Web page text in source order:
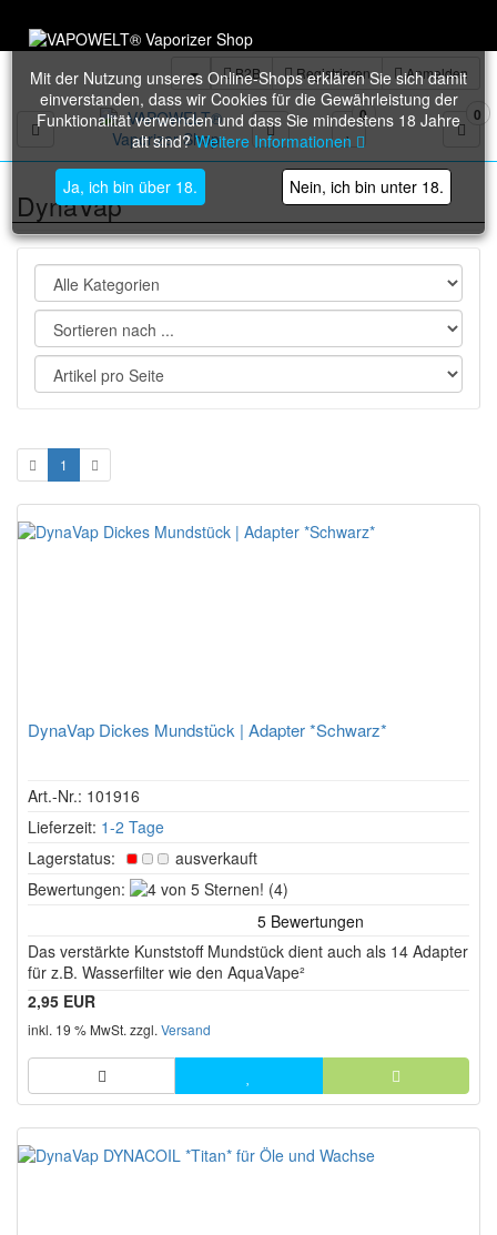
B2B Registrieren Anmelden
Toggle navigation
0 0
Mit der Nutzung unseres Online-Shops erklären Sie sich damit
einverstanden, dass wir Cookies für die Gewährleistung der
Funktionalität verwenden und dass Sie mindestens 18 Jahre
alt sind?Weitere Informationen
Ja, ich bin über 18. Nein, ich bin unter 18.
DynaVap
1
DynaVap Dickes Mundstück | Adapter *Schwarz*
Art.-Nr.: 101916
Lieferzeit: 1-2 Tage
Lagerstatus:
ausverkauft
Bewertungen:
4
5
Sternen!
(4)
Das verstärkte Kunststoff Mundstück dient auch als 14 Adapter
für z.B. Wasserfilter wie den AquaVape²
2,95 EUR
inkl. 19 % MwSt. zzgl. Versand